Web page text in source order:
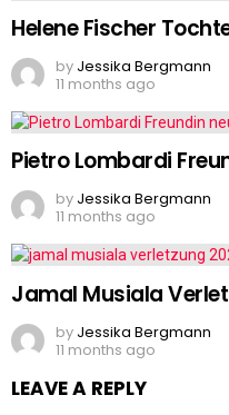
Helene Fischer
by Jessika Bergmann
11 months ago
Pietro Lombardi
by Jessika Bergmann
11 months ago
Jamal Musiala
by Jessika Bergmann
11 months ago
LEAVE A REPLY